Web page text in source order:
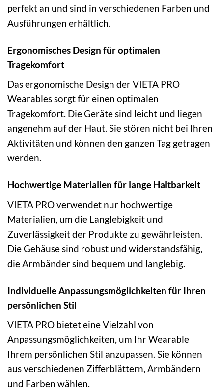
perfekt an und sind in verschiedenen Farben und
Ausführungen erhältlich.
Ergonomisches Design für optimalen
Tragekomfort
Das ergonomische Design der VIETA PRO
Wearables sorgt für einen optimalen
Tragekomfort. Die Geräte sind leicht und liegen
angenehm auf der Haut. Sie stören nicht bei Ihren
Aktivitäten und können den ganzen Tag getragen
werden.
Hochwertige Materialien für lange Haltbarkeit
VIETA PRO verwendet nur hochwertige
Materialien, um die Langlebigkeit und
Zuverlässigkeit der Produkte zu gewährleisten.
Die Gehäuse sind robust und widerstandsfähig,
die Armbänder sind bequem und langlebig.
Individuelle Anpassungsmöglichkeiten für Ihren
persönlichen Stil
VIETA PRO bietet eine Vielzahl von
Anpassungsmöglichkeiten, um Ihr Wearable
Ihrem persönlichen Stil anzupassen. Sie können
aus verschiedenen Zifferblättern, Armbändern
und Farben wählen.